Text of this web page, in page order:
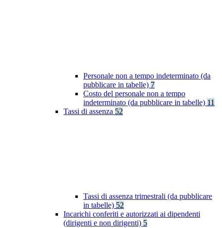
Personale non a tempo indeterminato (da
pubblicare in tabelle) 7
Costo del personale non a tempo
indeterminato (da pubblicare in tabelle) 11
Tassi di assenza 52
Tassi di assenza trimestrali (da pubblicare
in tabelle) 52
Incarichi conferiti e autorizzati ai dipendenti
(dirigenti e non dirigenti) 5